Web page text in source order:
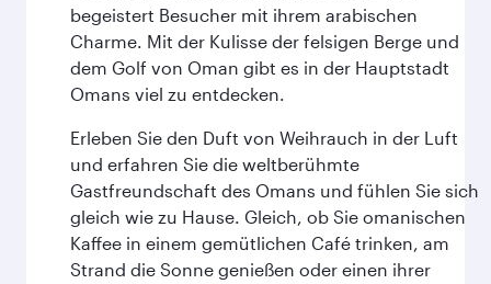
begeistert Besucher mit ihrem arabischen
Charme. Mit der Kulisse der felsigen Berge und
dem Golf von Oman gibt es in der Hauptstadt
Omans viel zu entdecken.
Erleben Sie den Duft von Weihrauch in der Luft
und erfahren Sie die weltberühmte
Gastfreundschaft des Omans und fühlen Sie sich
gleich wie zu Hause. Gleich, ob Sie omanischen
Kaffee in einem gemütlichen Café trinken, am
Strand die Sonne genießen oder einen ihrer